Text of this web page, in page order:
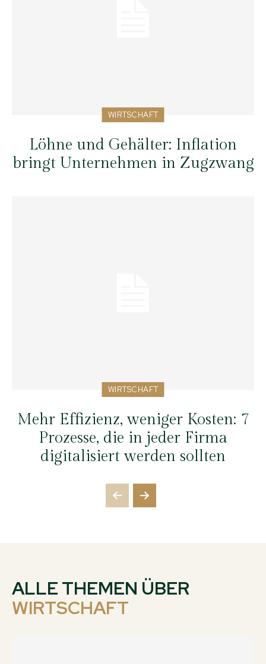
WIRTSCHAFT
Löhne und Gehälter: Inflation
bringt Unternehmen in Zugzwang
WIRTSCHAFT
Mehr Effizienz, weniger Kosten: 7
Prozesse, die in jeder Firma
digitalisiert werden sollten
ALLE THEMEN ÜBER
WIRTSCHAFT